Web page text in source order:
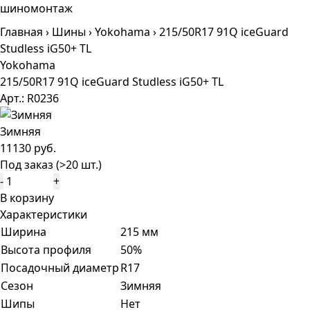
шиномонтаж
Главная › Шины›Yokohama ›215/50R17 91Q iceGuard
Studless iG50+ TL
Yokohama
215/50R17 91Q iceGuard Studless iG50+ TL
Арт.: R0236
Зимняя
11130 руб.
Под заказ (>20 шт.)
-
+
В корзину
Характеристики
Ширина
215 мм
Высота профиля
50%
Посадочный диаметрR17
Сезон
Зимняя
Шипы
Нет